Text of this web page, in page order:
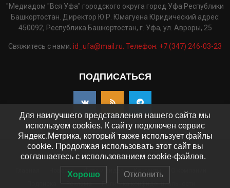
"Медиадом "Вся Уфа" городского округа город Уфа Республики
Башкортостан. Директор Ю.Р. Юмагуена Юридический адрес:
450092, Республика Башкортостан, г. Уфа, ул. Авроры, 25
Свяжитесь с нами: id_ufa@mail.ru. Телефон: +7 (347) 246-03-23
ПОДПИСАТЬСЯ
©2025 - pressaufa.ru. Все права защищены.
Новости
Реклама Политика конфиденциальности
Для наилучшего представления нашего сайта мы
используем cookies. К сайту подключен сервис
Яндекс.Метрика, который также использует файлы
cookie. Продолжая использовать этот сайт вы
соглашаетесь с использованием cookie-файлов.
Хорошо Отклонить